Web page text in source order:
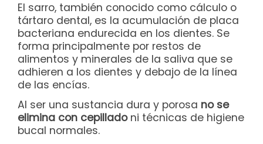
El sarro, también conocido como cálculo o
tártaro dental, es la acumulación de placa
bacteriana endurecida en los dientes. Se
forma principalmente por restos de
alimentos y minerales de la saliva que se
adhieren a los dientes y debajo de la línea
de las encías.
Al ser una sustancia dura y porosa no se
elimina con cepillado ni técnicas de higiene
bucal normales.